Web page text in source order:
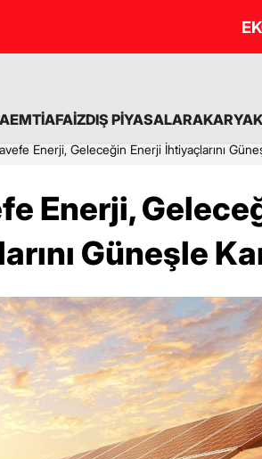
EMTİAFAİZDIŞ PİYASALAR
Enerji, Geleceğin Enerji İhtiyaçlarını
Enerji,
Güneşle